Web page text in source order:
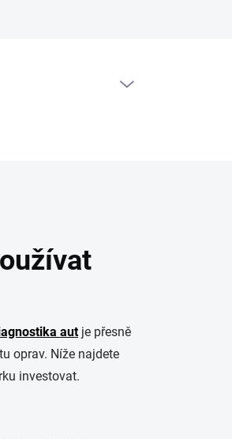
autje přesně
oprav. Níže najdete
investovat.